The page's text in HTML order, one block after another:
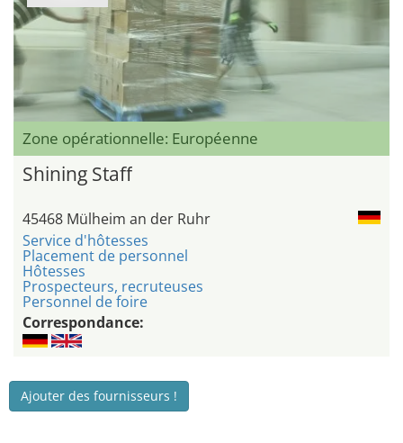
Zone opérationnelle: Européenne
Shining Staff
45468 Mülheim an der Ruhr
Service d'hôtesses
Placement de personnel
Hôtesses
Prospecteurs, recruteuses
Personnel de foire
Correspondance:
Ajouter des fournisseurs !